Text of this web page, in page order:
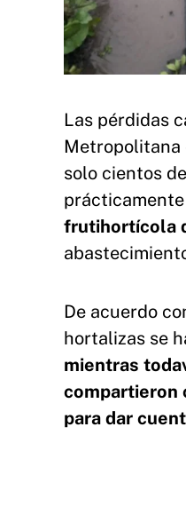
Las pérdidas
Metropolitana
solo cientos
frutihortícola
De acuerdo
hortalizas se
mientras
compartieron
para dar